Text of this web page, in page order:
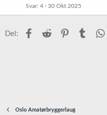
Svar 4 30 Okt 2025
Del: Facebook
Reddit PinterestTumblr
Oslo Amatørbryggerlaug